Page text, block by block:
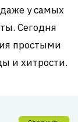
у самых
Сегодня
простыми
и хитрости.